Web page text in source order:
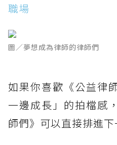
職場
圖／夢想成為律師的律師們
如果你喜歡《公益律
一邊成長」的拍檔感
師們》可以直接排進下